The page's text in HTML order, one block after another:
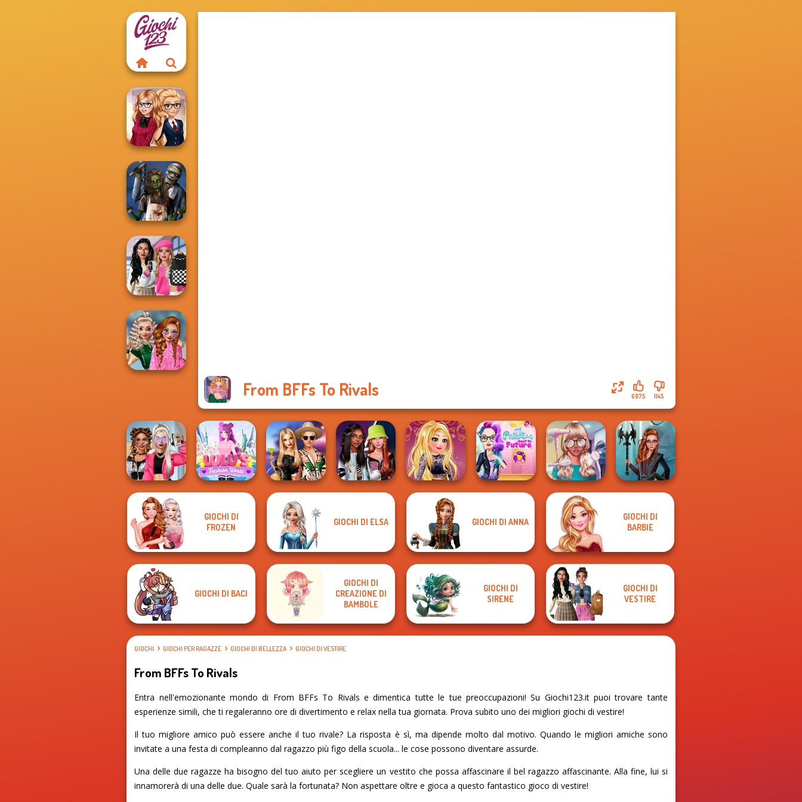
From BFFs To Rivals 1145
6975
Back To School
Fashionistas
Zombie
Romance
Bab's Back to
School Style
Cha...
Challenge
BFFs Vs Bullies:
Fashion Rival...
Lulus Fashion
World
BFFs' Birthday
Bash For Babs
Fashionistas'
Online Selfie
Stories
Sent To The
Nerd To Popular
Makeover Mania
Centaur
Princesses
GIOCHI DI
FROZEN
GIOCHI DI ELSA GIOCHI DI ANNA
GIOCHI DI
BARBIE
GIOCHI DI BACI
GIOCHI DI
CREAZIONE DI
BAMBOLE
GIOCHI DI
SIRENE
GIOCHI DI
VESTIRE
GIOCHI GIOCHI PER RAGAZZE GIOCHI DI BELLEZZA GIOCHI DI VESTIRE
From BFFs To Rivals
Entra nell'emozionante mondo di From BFFs To Rivals e dimentica tutte le tue preoccupazioni! Su Giochi123.it puoi trovare tante
esperienze simili, che ti regaleranno ore di divertimento e relax nella tua giornata. Prova subito uno dei migliori giochi di vestire!
Il tuo migliore amico può essere anche il tuo rivale? La risposta è sì, ma dipende molto dal motivo. Quando le migliori amiche sono
invitate a una festa di compleanno dal ragazzo più figo della scuola... le cose possono diventare assurde.
Una delle due ragazze ha bisogno del tuo aiuto per scegliere un vestito che possa affascinare il bel ragazzo affascinante. Alla fine, lui si
innamorerà di una delle due. Quale sarà la fortunata? Non aspettare oltre e gioca a questo fantastico gioco di vestire!